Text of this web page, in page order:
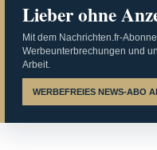
Lieber ohne
Mit dem Nachrichten.fr-
Werbeunterbrechungen und
Arbeit.
WERBEFREIES NEWS-ABO